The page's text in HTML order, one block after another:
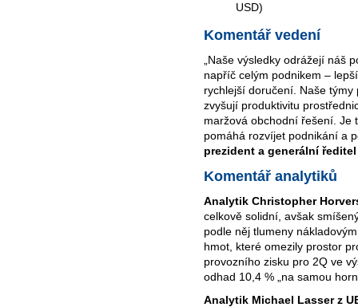
USD)
Komentář vedení
„Naše výsledky odrážejí náš
napříč celým podnikem –
rychlejší doručení. Naše
zvyšují produktivitu
maržová obchodní řešení. Je
pomáhá rozvíjet podnikání a
prezident a generální ředitel
Komentář analytiků
Analytik Christopher
celkově solidní, avšak
podle něj tlumeny
hmot, které omezily prostor
provozního zisku pro 2Q ve
odhad 10,4 % „na samou
Analytik Michael Lasser z